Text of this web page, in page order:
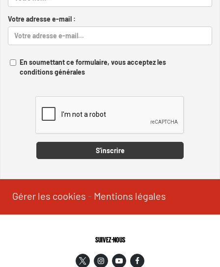
Votre adresse e-mail :
En soumettant ce formulaire, vous acceptez les
conditions générales
S'inscrire
Gérer les cookies - Mentions légales
SUIVEZ-NOUS